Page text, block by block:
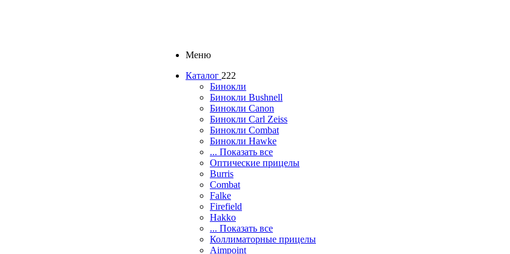
Меню
Каталог 222
Бинокли
Бинокли Bushnell
Бинокли Canon
Бинокли Carl Zeiss
Бинокли Combat
Бинокли Hawke
... Показать все
Оптические прицелы
Burris
Combat
Falke
Firefield
Hakko
... Показать все
Коллиматорные прицелы
Aimpoint